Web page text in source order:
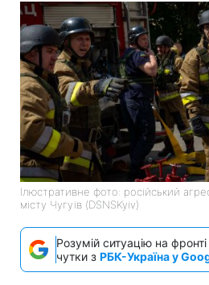
Ілюстративне фото: російський
місту Чугуїв (DSNSKyiv)
Розумій ситуацію на
чутки з РБК-Україна у